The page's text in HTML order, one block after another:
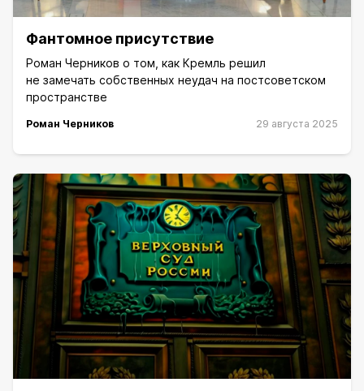
Фантомное присутствие
Роман Черников о том, как Кремль решил
не замечать собственных неудач на постсоветском
пространстве
Роман Черников 29 августа 2025